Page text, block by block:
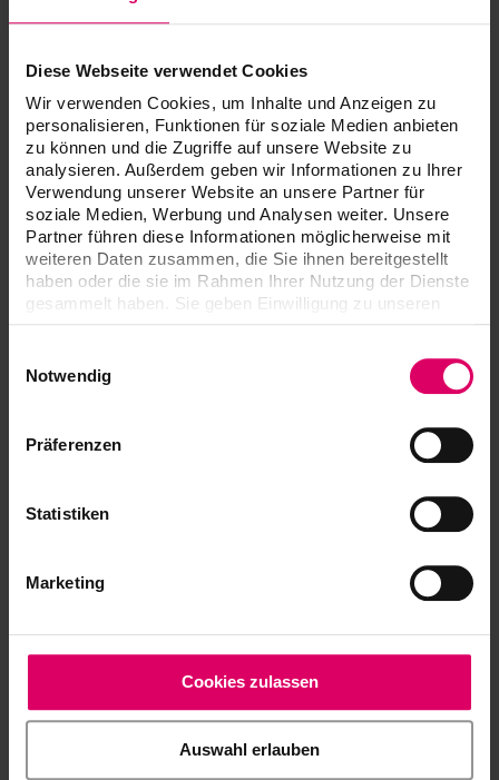
Diese Webseite verwendet Cookies
Wir verwenden Cookies, um Inhalte und Anzeigen zu
personalisieren, Funktionen für soziale Medien anbieten
zu können und die Zugriffe auf unsere Website zu
analysieren. Außerdem geben wir Informationen zu Ihrer
Verwendung unserer Website an unsere Partner für
soziale Medien, Werbung und Analysen weiter. Unsere
Partner führen diese Informationen möglicherweise mit
weiteren Daten zusammen, die Sie ihnen bereitgestellt
haben oder die sie im Rahmen Ihrer Nutzung der Dienste
gesammelt haben. Sie geben Einwilligung zu unseren
Notwendig
Präferenzen
Statistiken
Marketing
Cookies zulassen
Auswahl erlauben
Ansicht nach Fertigstellung der Wurzelkanalfüllung.
Aufbau mit umgestaltetem Randbereich (nach Dietschi, ,
D., Spreafico, R., 1997) und endgültige Präparation des